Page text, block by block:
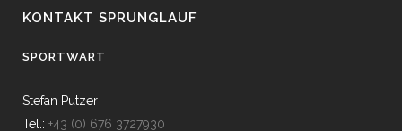
KONTAKT SPRUNGLAUF
SPORTWART
Stefan Putzer
Tel.: +43 (0) 676 3727930